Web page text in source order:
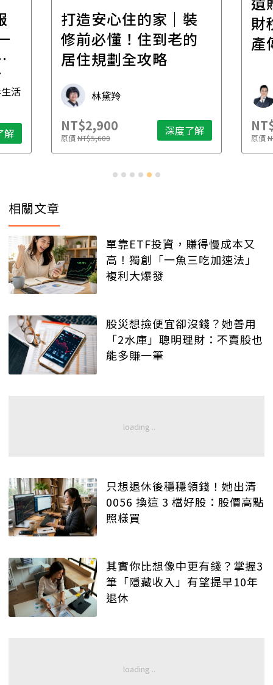
活
解
打造安心住的家｜裝
修前必懂！住到老的
居住規劃全攻略
林黛羚
NT$2,900
原價NT$5,600 深度了解
財
產
原價
相關文章
單靠ETF投資，賺得慢成本又
高！獨創「一魚三吃加速法」
複利大爆發
股災想撿便宜卻沒錢？她善用
「2水庫」聰明理財：不賣股也
能多賺一筆
只想退休後穩穩領錢！她出清
0056 換這 3 檔好股：股價高點
照樣買
其實你比想像中更有錢？掌握3
筆「隱藏收入」有望提早10年
退休